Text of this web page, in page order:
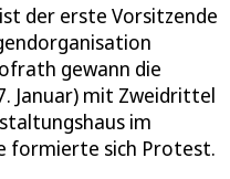
der erste Vorsitzende
gewann die
Januar) mit Zweidrittel
im
formierte sich Protest.